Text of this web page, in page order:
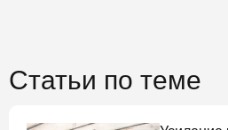
Статьи по теме